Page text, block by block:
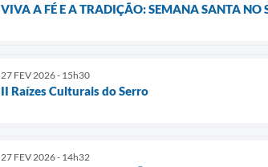
VIVA A FÉ E A TRADIÇÃO: SEMANA SANTA NO
27 FEV 2026 - 15h30
II Raízes Culturais do Serro
27 FEV 2026 - 14h32